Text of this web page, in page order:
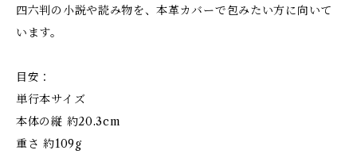
四六判の小説や読み物を、本革カバーで包みたい方に向いて
います。
目安：
単行本サイズ
本体の縦 約20.3cm
重さ 約109g